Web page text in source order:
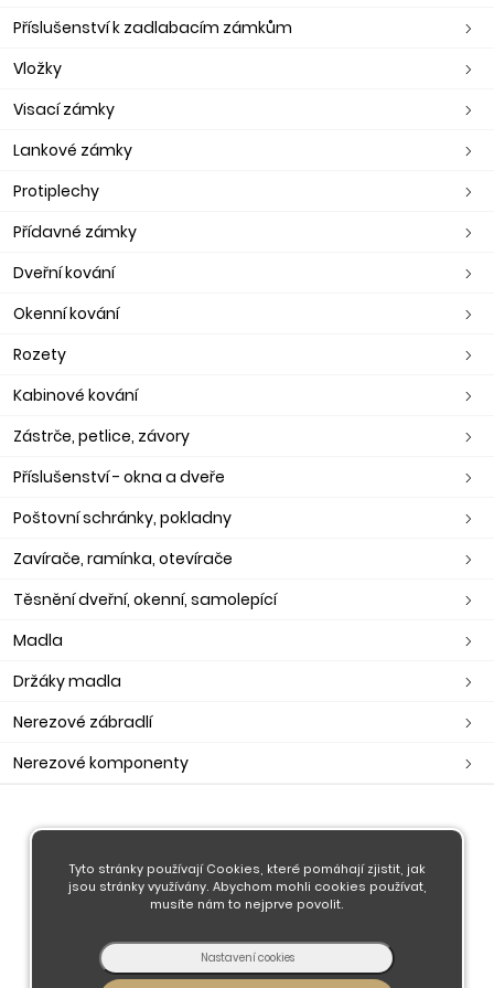
Příslušenství k zadlabacím zámkům
Vložky
Visací zámky
Lankové zámky
Protiplechy
Přídavné zámky
Dveřní kování
Okenní kování
Rozety
Kabinové kování
Zástrče, petlice, závory
Příslušenství - okna a dveře
Poštovní schránky, pokladny
Zavírače, ramínka, otevírače
Těsnění dveřní, okenní, samolepící
Madla
Držáky madla
Nerezové zábradlí
Nerezové komponenty
Obchodní podmínky
Doprava a platba
Kontaktujte nás
Tyto stránky používají Cookies, které pomáhají zjistit, jak
jsou stránky využívány. Abychom mohli cookies používat,
musíte nám to nejprve povolit.